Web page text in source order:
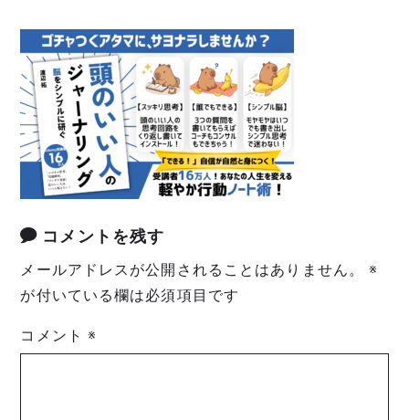
コメントを残す
メールアドレスが公開されることはありません。
※
が付いている欄は必須項目です
コメント※